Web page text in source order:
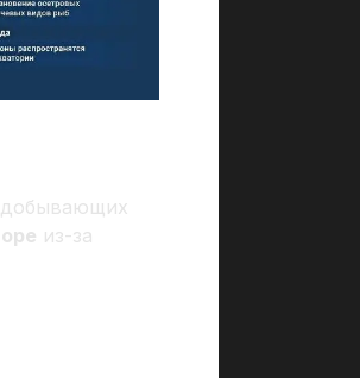
добывающих
из-за